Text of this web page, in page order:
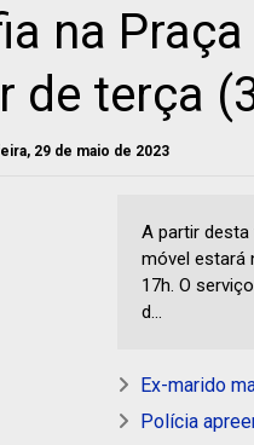
na Praça
de terça
29 de maio de 2023
A partir
móvel estará
17h. O
d...
Ex-marido
Polícia